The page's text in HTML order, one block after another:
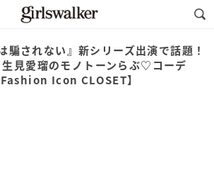
騙されない』新シリーズ出演で話題！
見愛瑠のモノトーンらぶ♡コーデ
Fashion Icon CLOSET】